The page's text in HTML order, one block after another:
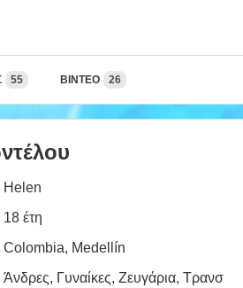
55 ΒΊΝΤΕΟ 26
Helen
18 έτη
Colombia, Medellín
Άνδρες, Γυναίκες, Zευγάρια, Τρανσ